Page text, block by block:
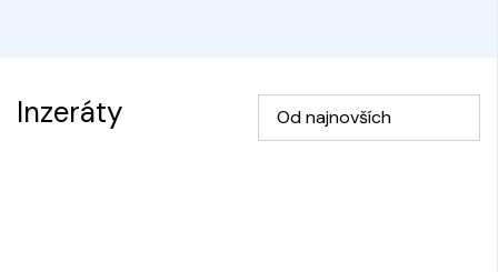
Inzeráty Od najnovších